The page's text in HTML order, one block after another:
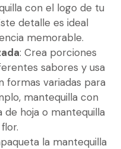
con el logo de tu
detalle es ideal
memorable.
: Crea porciones
sabores y usa
formas variadas para
mantequilla con
de hoja o mantequilla
la mantequilla